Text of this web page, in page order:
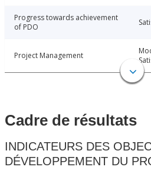
Progress towards achievement
of PDO
Project Management
Cadre de résultats
INDICATEURS DES
DÉVELOPPEMENT DU